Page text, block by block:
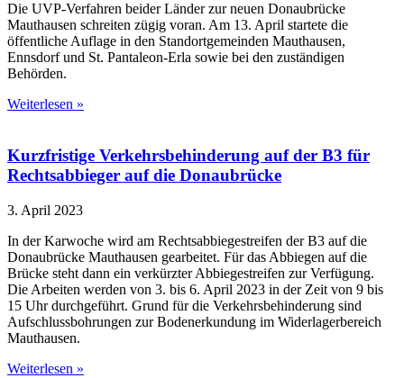
Die UVP-Verfahren beider Länder zur neuen Donaubrücke
Mauthausen schreiten zügig voran. Am 13. April startete die
öffentliche Auflage in den Standortgemeinden Mauthausen,
Ennsdorf und St. Pantaleon-Erla sowie bei den zuständigen
Behörden.
Weiterlesen »
Kurzfristige Verkehrsbehinderung auf der B3 für
Rechtsabbieger auf die Donaubrücke
3. April 2023
In der Karwoche wird am Rechtsabbiegestreifen der B3 auf die
Donaubrücke Mauthausen gearbeitet. Für das Abbiegen auf die
Brücke steht dann ein verkürzter Abbiegestreifen zur Verfügung.
Die Arbeiten werden von 3. bis 6. April 2023 in der Zeit von 9 bis
15 Uhr durchgeführt. Grund für die Verkehrsbehinderung sind
Aufschlussbohrungen zur Bodenerkundung im Widerlagerbereich
Mauthausen.
Weiterlesen »